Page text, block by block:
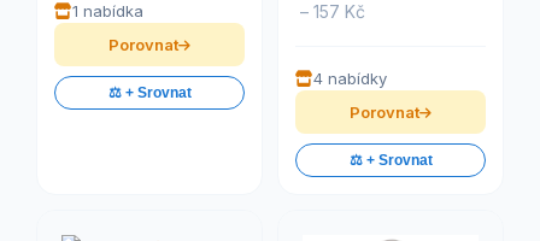
1 nabídka
Porovnat
⚖️ + Srovnat
– 157 Kč
4 nabídky
Porovnat
⚖️ + Srovnat